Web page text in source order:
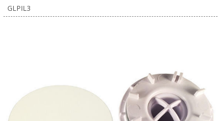
GLPIL3